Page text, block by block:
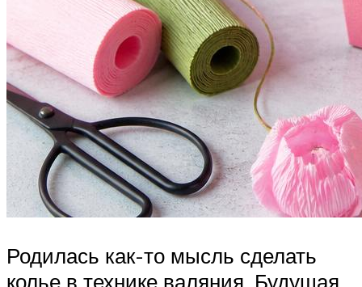
Родилась как-то мысль сделать
колье в технике валяния. Будущая